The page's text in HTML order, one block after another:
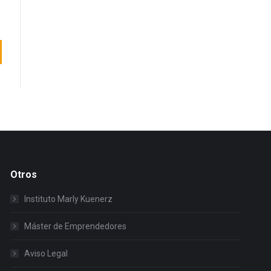
Otros
Instituto Marly Kuenerz
Máster de Emprendedores
Aviso Legal